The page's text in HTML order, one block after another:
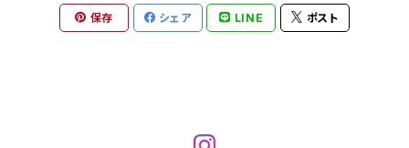
保存 シェア LINE ポスト